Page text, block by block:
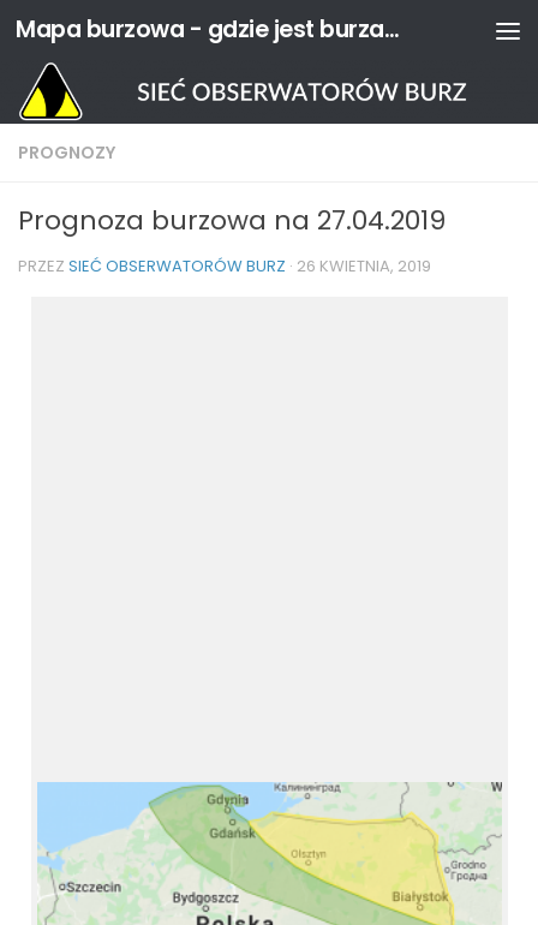
Przejdź do treści Mapa burzowa - gdzie jest burza? | Sieć Obserwatorów Burz
PROGNOZY
Prognoza burzowa na 27.04.2019
PRZEZ SIEĆ OBSERWATORÓW BURZ · 26 KWIETNIA, 2019